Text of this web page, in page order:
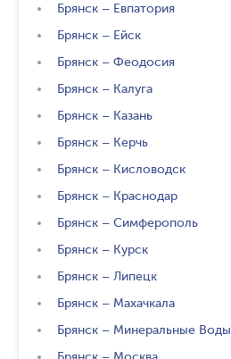
Брянск – Евпатория
Брянск – Ейск
Брянск – Феодосия
Брянск – Калуга
Брянск – Казань
Брянск – Керчь
Брянск – Кисловодск
Брянск – Краснодар
Брянск – Симферополь
Брянск – Курск
Брянск – Липецк
Брянск – Махачкала
Брянск – Минеральные Воды